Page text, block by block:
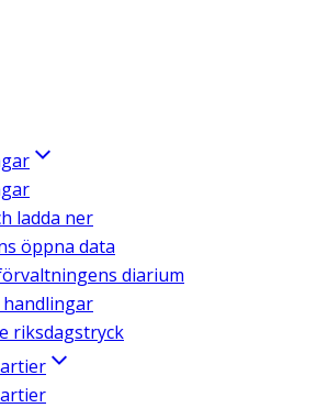
ladda ner
öppna data
diarium
riksdagstryck